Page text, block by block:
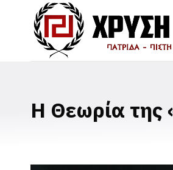
Η Θεωρία της